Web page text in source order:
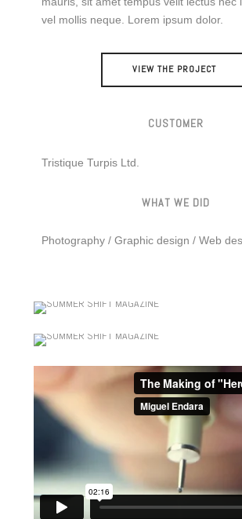
vel mollis neque. Lorem ipsum dolor.
VIEW THE PROJECT
CUSTOMER
Tristique Turpis Ltd.
WHAT WE DID
Photography / Graphic design / Web